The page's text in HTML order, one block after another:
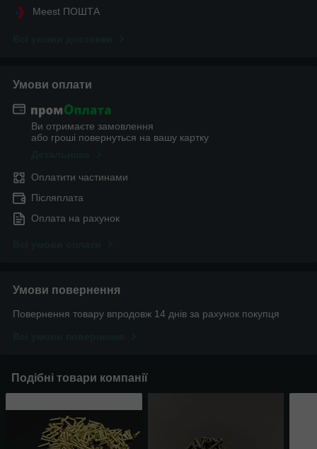
Meest ПОШТА
Умови оплати
Ви отримаєте замовлення
або гроші повернуться на вашу картку
Оплатити частинами
Післяплата
Оплата на рахунок
Умови повернення
Повернення товару впродовж 14 днів за рахунок покупця
Подібні товари компанії